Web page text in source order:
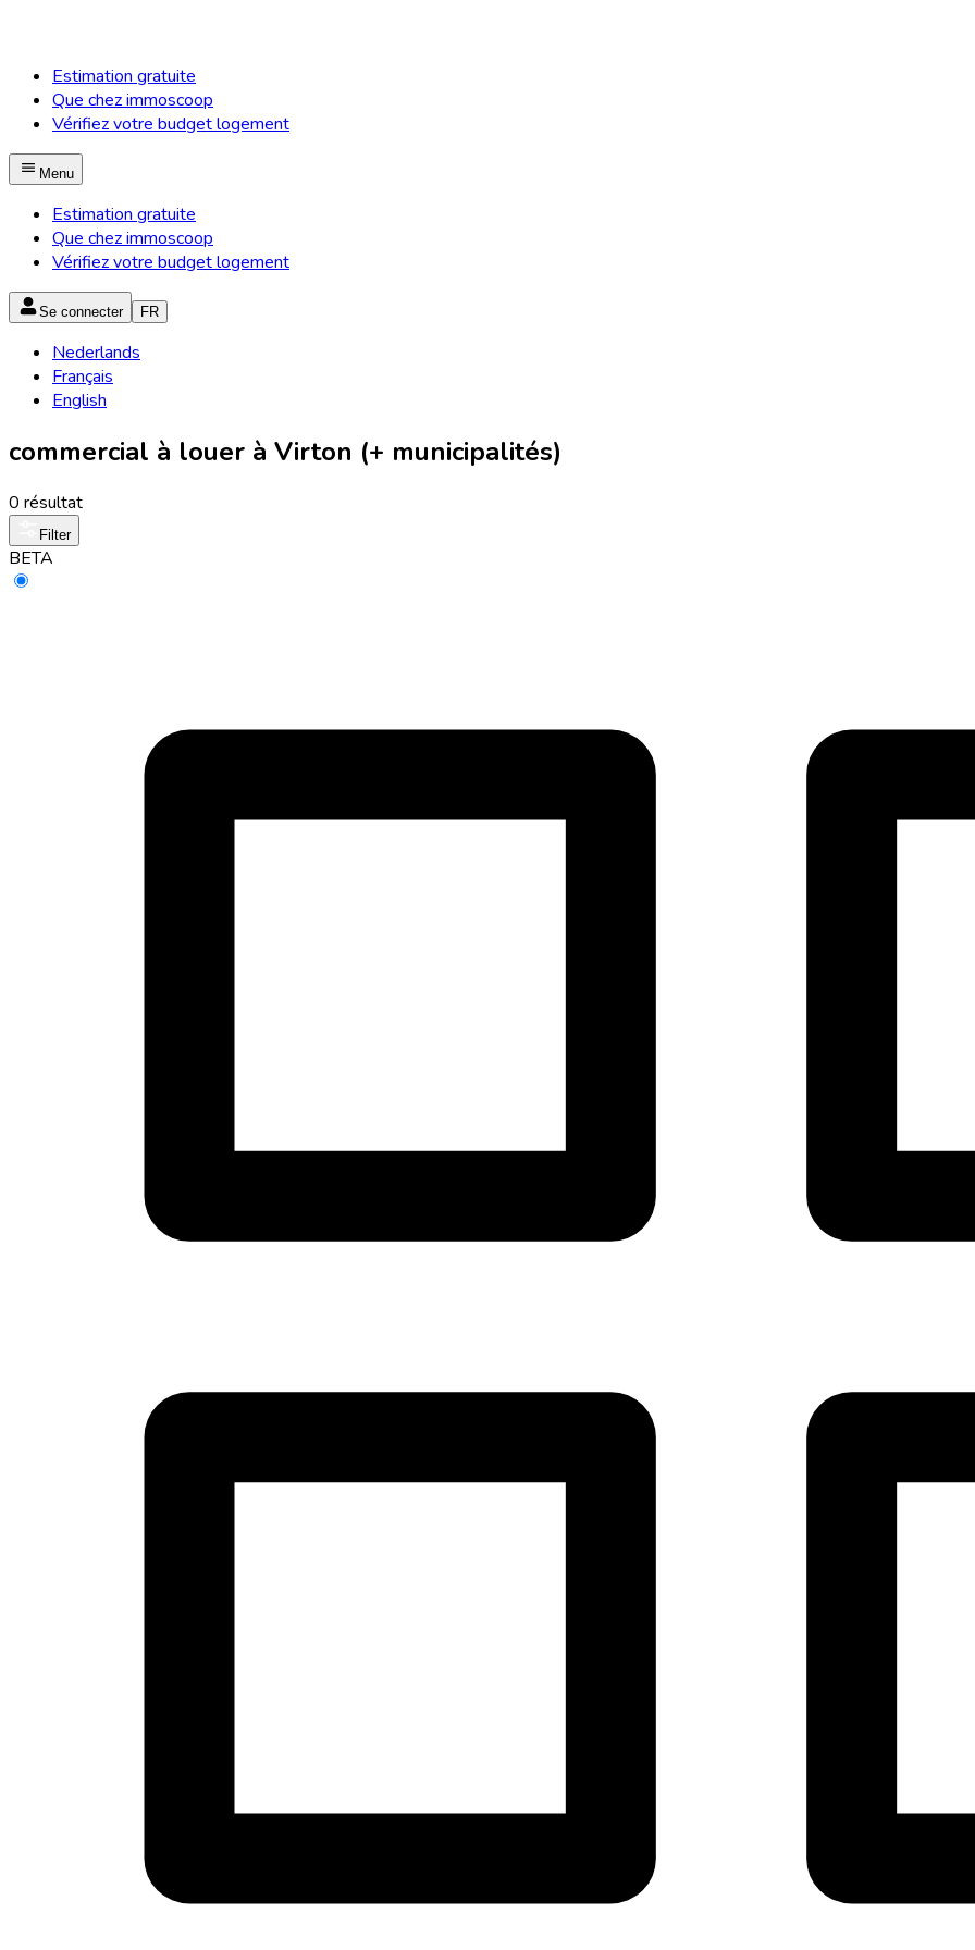
Estimation gratuite
Que chez immoscoop
Vérifiez votre budget logement
Menu
Estimation gratuite
Que chez immoscoop
Vérifiez votre budget logement
Se connecter FR
Nederlands
Français
English
commercial à louer à Virton (+ municipalités)
0 résultat
Filter
BETA